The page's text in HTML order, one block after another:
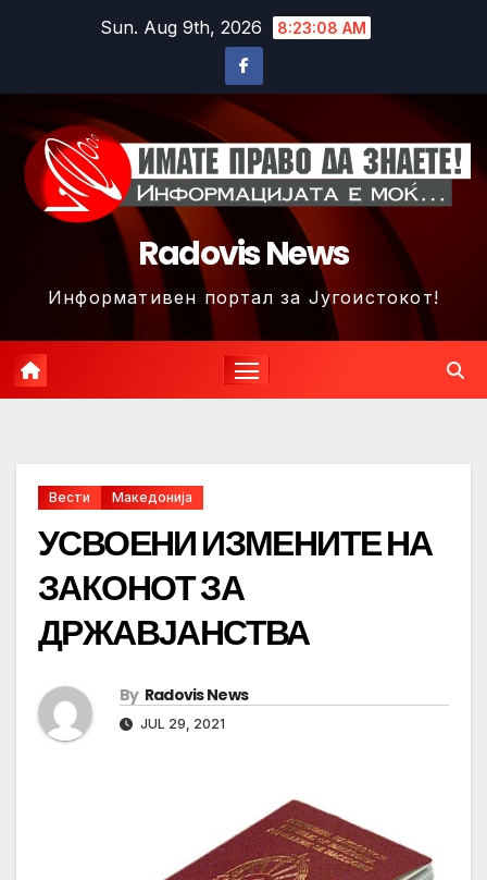
Sun. Aug 9th, 2026 8:23:11 AM
Radovis News
Информативен портал за Југоистокот!
Вести Македонија
УСВОЕНИ ИЗМЕНИТЕ НА
ЗАКОНОТ ЗА
ДРЖАВЈАНСТВА
By Radovis News
JUL 29, 2021